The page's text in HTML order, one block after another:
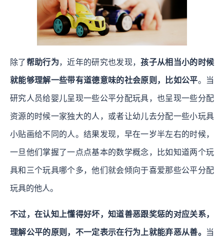
除了帮助行为，近年的研究也发现，孩子从相当小的时候
就能够理解一些带有道德意味的社会原则，比如公平。当
研究人员给婴儿呈现一些公平分配玩具，也呈现一些分配
资源的时候一家独大的人，或者让幼儿去分配一些小玩具
小贴画给不同的人。结果发现，早在一岁半左右的时候，
一旦他们掌握了一点点基本的数学概念，比如知道两个玩
具和三个玩具哪个多，他们就会倾向于喜爱那些公平分配
玩具的他人。
不过，在认知上懂得好坏，知道善恶跟奖惩的对应关系，
理解公平的原则，不一定表示在行为上就能弃恶从善。 当